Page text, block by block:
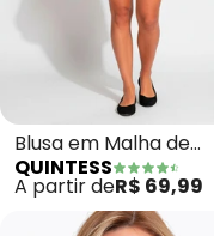
Blusa em Malha de
Viscose (Listras Preta)
QUINTESS
A partir deR$ 69,99